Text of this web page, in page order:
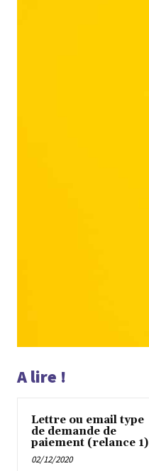
A lire !
Lettre ou email type
de demande de
paiement (relance 1)
02/12/2020